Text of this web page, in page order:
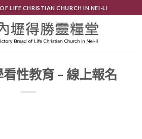
LIFE CHRISTIAN CHURCH IN NEI-LI
性教育 – 線上報名